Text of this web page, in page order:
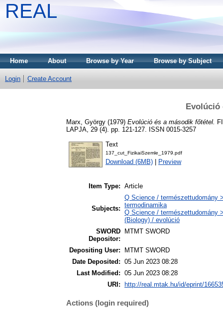
REAL
Home About Browse by Year Browse by Subject
Login Create Account
Evolúció
Marx, György (1979) Evolúció és a második főtétel.
LAPJA, 29 (4). pp. 121-127. ISSN 0015-3257
Text
137_cut_FizikaiSzemle_1979.pdf
Download (6MB) Preview
Item Type: Article
Subjects:
Q Science / természettudomány
termodinamika
Q Science / természettudomány
(Biology) / evolúció
SWORD
Depositor:
MTMT SWORD
Depositing User:
MTMT SWORD
Date Deposited: 05 Jun 2023 08:28
Last Modified: 05 Jun 2023 08:28
URI:
http://real.mtak.hu/id/eprint/
Actions (login required)